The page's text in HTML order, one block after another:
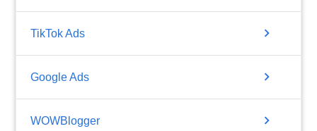
TikTok Ads chevron_right
Google Ads chevron_right
WOWBlogger chevron_right